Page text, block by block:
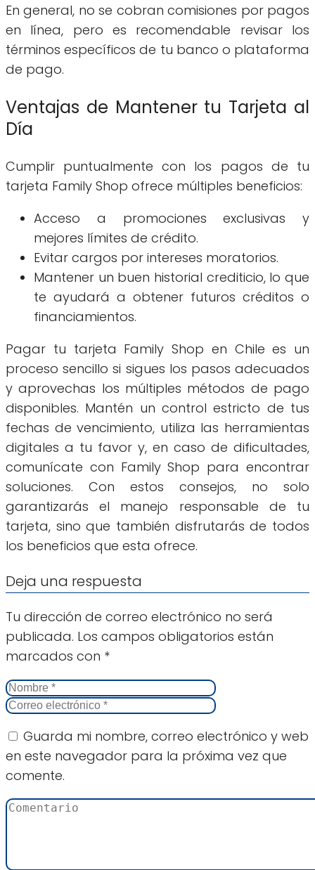
En general, no se cobran comisiones por pagos
en línea, pero es recomendable revisar los
términos específicos de tu banco o plataforma
de pago.
Ventajas de Mantener tu Tarjeta al
Día
Cumplir puntualmente con los pagos de tu
tarjeta Family Shop ofrece múltiples beneficios:
Acceso a promociones exclusivas y
mejores límites de crédito.
Evitar cargos por intereses moratorios.
Mantener un buen historial crediticio, lo que
te ayudará a obtener futuros créditos o
financiamientos.
Pagar tu tarjeta Family Shop en Chile es un
proceso sencillo si sigues los pasos adecuados
y aprovechas los múltiples métodos de pago
disponibles. Mantén un control estricto de tus
fechas de vencimiento, utiliza las herramientas
digitales a tu favor y, en caso de dificultades,
comunícate con Family Shop para encontrar
soluciones. Con estos consejos, no solo
garantizarás el manejo responsable de tu
tarjeta, sino que también disfrutarás de todos
los beneficios que esta ofrece.
Deja una respuesta
Tu dirección de correo electrónico no será
publicada. Los campos obligatorios están
marcados con *
Guarda mi nombre, correo electrónico y web
en este navegador para la próxima vez que
comente.